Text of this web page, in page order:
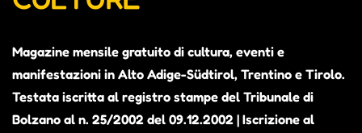
Magazine mensile gratuito di cultura, eventi e
manifestazioni in Alto Adige-Südtirol, Trentino e Tirolo.
Testata iscritta al registro stampe del Tribunale di
Bolzano al n. 25/2002 del 09.12.2002 | Iscrizione al